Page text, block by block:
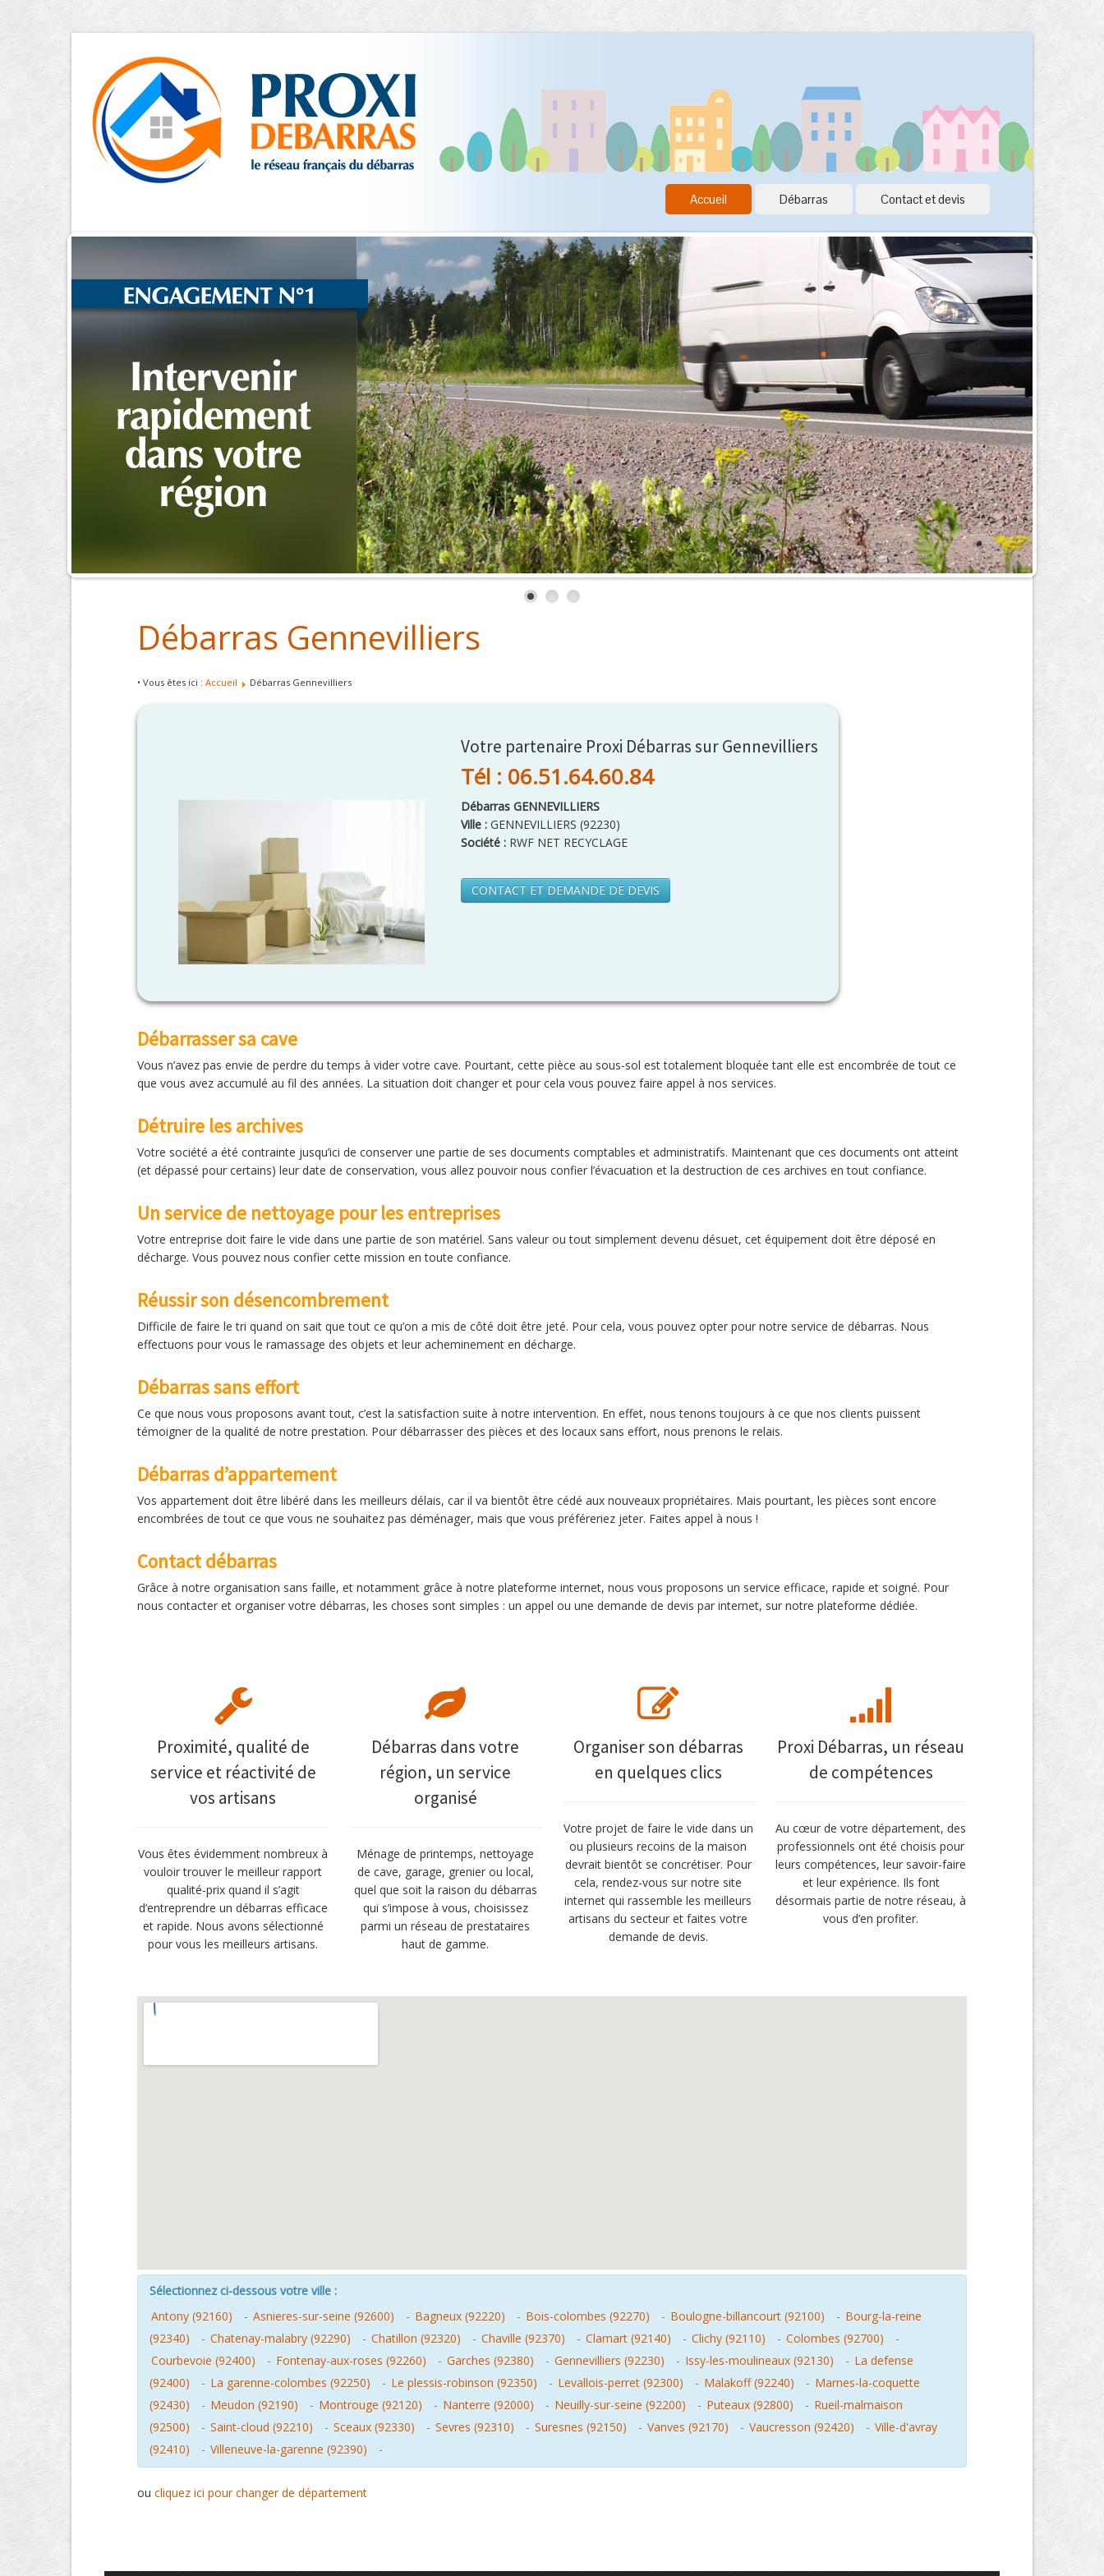
Accueil Débarras Contact et devis
Débarras Gennevilliers
• Vous êtes ici : Accueil Débarras Gennevilliers
Votre partenaire Proxi Débarras sur Gennevilliers
Tél : 06.51.64.60.84
Débarras GENNEVILLIERS
Ville : GENNEVILLIERS (92230)
Société : RWF NET RECYCLAGE
CONTACT ET DEMANDE DE DEVIS
Débarrasser sa cave
Vous n’avez pas envie de perdre du temps à vider votre cave. Pourtant, cette pièce au sous-sol est totalement bloquée tant elle est encombrée de tout ce
que vous avez accumulé au fil des années. La situation doit changer et pour cela vous pouvez faire appel à nos services.
Détruire les archives
Votre société a été contrainte jusqu’ici de conserver une partie de ses documents comptables et administratifs. Maintenant que ces documents ont atteint
(et dépassé pour certains) leur date de conservation, vous allez pouvoir nous confier l’évacuation et la destruction de ces archives en tout confiance.
Un service de nettoyage pour les entreprises
Votre entreprise doit faire le vide dans une partie de son matériel. Sans valeur ou tout simplement devenu désuet, cet équipement doit être déposé en
décharge. Vous pouvez nous confier cette mission en toute confiance.
Réussir son désencombrement
Difficile de faire le tri quand on sait que tout ce qu’on a mis de côté doit être jeté. Pour cela, vous pouvez opter pour notre service de débarras. Nous
effectuons pour vous le ramassage des objets et leur acheminement en décharge.
Débarras sans effort
Ce que nous vous proposons avant tout, c’est la satisfaction suite à notre intervention. En effet, nous tenons toujours à ce que nos clients puissent
témoigner de la qualité de notre prestation. Pour débarrasser des pièces et des locaux sans effort, nous prenons le relais.
Débarras d’appartement
Vos appartement doit être libéré dans les meilleurs délais, car il va bientôt être cédé aux nouveaux propriétaires. Mais pourtant, les pièces sont encore
encombrées de tout ce que vous ne souhaitez pas déménager, mais que vous préféreriez jeter. Faites appel à nous !
Contact débarras
Grâce à notre organisation sans faille, et notamment grâce à notre plateforme internet, nous vous proposons un service efficace, rapide et soigné. Pour
nous contacter et organiser votre débarras, les choses sont simples : un appel ou une demande de devis par internet, sur notre plateforme dédiée.
Proximité, qualité de
service et réactivité de
vos artisans
Vous êtes évidemment nombreux à
vouloir trouver le meilleur rapport
qualité-prix quand il s’agit
d’entreprendre un débarras efficace
et rapide. Nous avons sélectionné
pour vous les meilleurs artisans.
Débarras dans votre
région, un service
organisé
Ménage de printemps, nettoyage
de cave, garage, grenier ou local,
quel que soit la raison du débarras
qui s’impose à vous, choisissez
parmi un réseau de prestataires
haut de gamme.
Organiser son débarras
en quelques clics
Votre projet de faire le vide dans un
ou plusieurs recoins de la maison
devrait bientôt se concrétiser. Pour
cela, rendez-vous sur notre site
internet qui rassemble les meilleurs
artisans du secteur et faites votre
demande de devis.
Proxi Débarras, un réseau
de compétences
Au cœur de votre département, des
professionnels ont été choisis pour
leurs compétences, leur savoir-faire
et leur expérience. Ils font
désormais partie de notre réseau, à
vous d’en profiter.
Sélectionnez ci-dessous votre ville :
Antony (92160)
- Asnieres-sur-seine (92600) - Bagneux (92220) - Bois-colombes (92270) - Boulogne-billancourt (92100) - Bourg-la-reine
(92340)
- Chatenay-malabry (92290) - Chatillon (92320) - Chaville (92370) - Clamart (92140) - Clichy (92110) - Colombes (92700)
-
Courbevoie (92400)
- Fontenay-aux-roses (92260) - Garches (92380) - Gennevilliers (92230) - Issy-les-moulineaux (92130) - La defense
(92400)
- La garenne-colombes (92250) - Le plessis-robinson (92350) - Levallois-perret (92300) - Malakoff (92240) - Marnes-la-coquette
(92430)
- Meudon (92190) - Montrouge (92120) - Nanterre (92000) - Neuilly-sur-seine (92200) - Puteaux (92800) - Rueil-malmaison
(92500)
- Saint-cloud (92210) - Sceaux (92330) - Sevres (92310) - Suresnes (92150) - Vanves (92170) - Vaucresson (92420) - Ville-d'avray
(92410)
- Villeneuve-la-garenne (92390) -
ou cliquez ici pour changer de département